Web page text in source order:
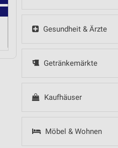
Gesundheit & Ärzte
Getränkemärkte
Kaufhäuser
Möbel & Wohnen